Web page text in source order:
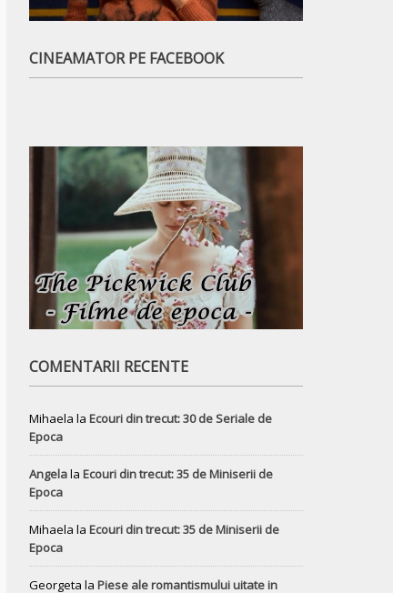
CINEAMATOR PE FACEBOOK
COMENTARII RECENTE
Mihaela la Ecouri din trecut: 30 de Seriale de
Epoca
Angelala Ecouri din trecut: 35 de Miniserii de
Epoca
Mihaela la Ecouri din trecut: 35 de Miniserii de
Epoca
Georgeta la Piese ale romantismului uitate in